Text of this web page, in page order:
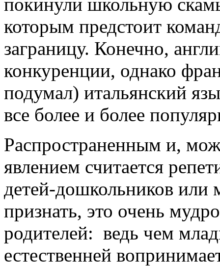
которым предстоит
заграницу. Конечно,
конкуренции, однако
подумал) итальянский
все более и более
Распространенным и,
явлением считается
детей-дошкольников или
признать, это очень
родителей: ведь чем
естественней